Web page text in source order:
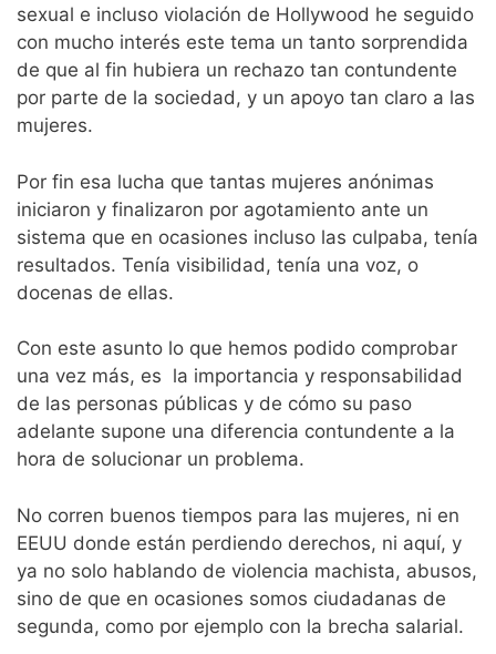
sexual e incluso violación de Hollywood he seguido
con mucho interés este tema un tanto sorprendida
de que al fin hubiera un rechazo tan contundente
por parte de la sociedad, y un apoyo tan claro a las
mujeres.
Por fin esa lucha que tantas mujeres anónimas
iniciaron y finalizaron por agotamiento ante un
sistema que en ocasiones incluso las culpaba, tenía
resultados. Tenía visibilidad, tenía una voz, o
docenas de ellas.
Con este asunto lo que hemos podido comprobar
una vez más, es la importancia y responsabilidad
de las personas públicas y de cómo su paso
adelante supone una diferencia contundente a la
hora de solucionar un problema.
No corren buenos tiempos para las mujeres, ni en
EEUU donde están perdiendo derechos, ni aquí, y
ya no solo hablando de violencia machista, abusos,
sino de que en ocasiones somos ciudadanas de
segunda, como por ejemplo con la brecha salarial.